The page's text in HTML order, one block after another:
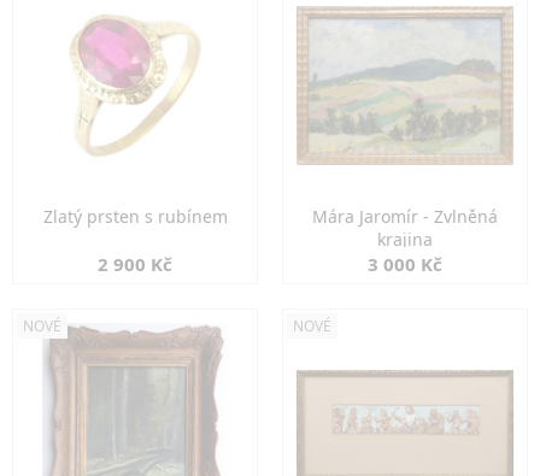
Zlatý prsten s rubínem
2 900 Kč
Mára Jaromír - Zvlněná
krajina
3 000 Kč
NOVÉ NOVÉ